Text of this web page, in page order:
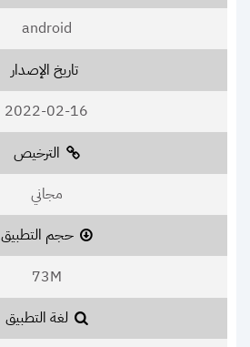
android
تاريخ الإصدار
2022-02-16
الترخيص
مجاني
حجم التطبيق
73M
لغة التطبيق